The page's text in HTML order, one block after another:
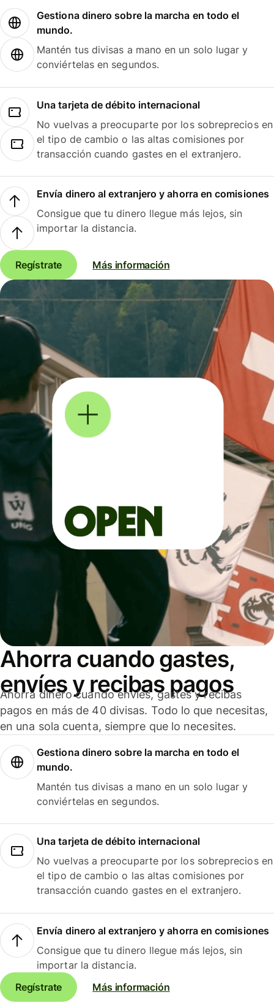
Gestiona dinero sobre la marcha en todo el
mundo.
Mantén tus divisas a mano en un solo lugar y
conviértelas en segundos.
Una tarjeta de débito internacional
No vuelvas a preocuparte por los sobreprecios en
el tipo de cambio o las altas comisiones por
transacción cuando gastes en el extranjero.
Envía dinero al extranjero y ahorra en comisiones
Consigue que tu dinero llegue más lejos, sin
importar la distancia.
Regístrate Más información
Ahorra cuando gastes,
envíes y recibas pagos
Ahorra dinero cuando envíes, gastes y recibas
pagos en más de 40 divisas. Todo lo que necesitas,
en una sola cuenta, siempre que lo necesites.
Gestiona dinero sobre la marcha en todo el
mundo.
Mantén tus divisas a mano en un solo lugar y
conviértelas en segundos.
Una tarjeta de débito internacional
No vuelvas a preocuparte por los sobreprecios en
el tipo de cambio o las altas comisiones por
transacción cuando gastes en el extranjero.
Envía dinero al extranjero y ahorra en comisiones
Consigue que tu dinero llegue más lejos, sin
importar la distancia.
Regístrate
Más información